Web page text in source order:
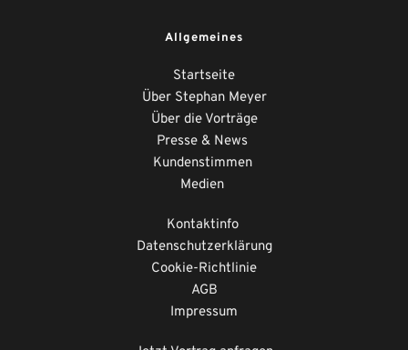
Allgemeines
Startseite
Über Stephan Meyer
Über die Vorträge
Presse & News
Kundenstimmen
Medien
Kontaktinfo
Datenschutzerklärung
Cookie-Richtlinie
AGB
Impressum